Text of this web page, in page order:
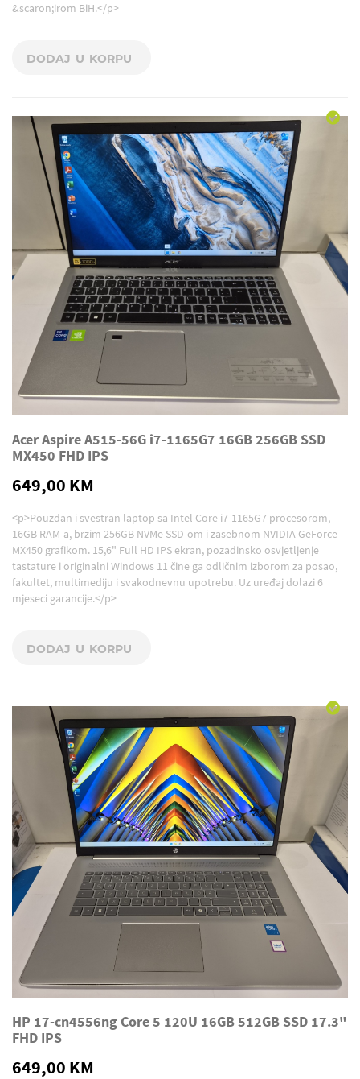
&scaron;irom BiH.</p>
DODAJ U KORPU
Acer Aspire A515-56G i7-1165G7 16GB 256GB SSD
MX450 FHD IPS
649,00 KM
<p>Pouzdan i svestran laptop sa Intel Core i7-1165G7 procesorom,
16GB RAM-a, brzim 256GB NVMe SSD-om i zasebnom NVIDIA GeForce
MX450 grafikom. 15,6" Full HD IPS ekran, pozadinsko osvjetljenje
tastature i originalni Windows 11 čine ga odličnim izborom za posao,
fakultet, multimediju i svakodnevnu upotrebu. Uz uređaj dolazi 6
mjeseci garancije.</p>
DODAJ U KORPU
HP 17-cn4556ng Core 5 120U 16GB 512GB SSD 17.3"
FHD IPS
649,00 KM